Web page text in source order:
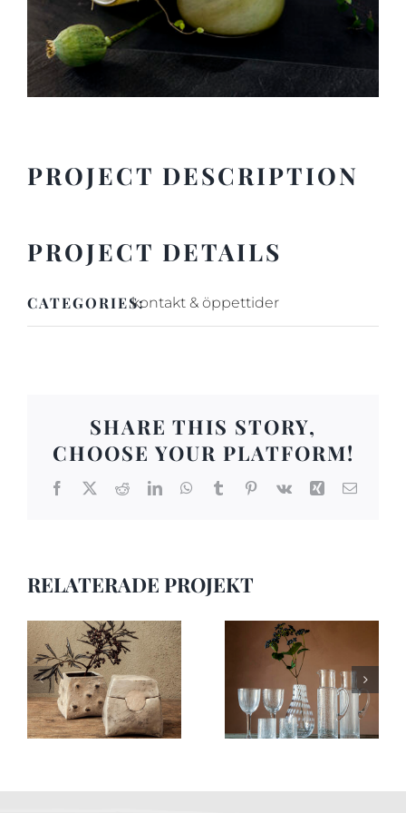
PROJECT DESCRIPTION
PROJECT DETAILS
CATEGORIES:kontakt & öppettider
SHARE THIS STORY,
CHOOSE YOUR PLATFORM!
Facebook
X RedditLinkedInWhatsApp
TumblrPinterest
Vk Xing E-
RELATERADE PROJEKT
kontakt8 kontakt7